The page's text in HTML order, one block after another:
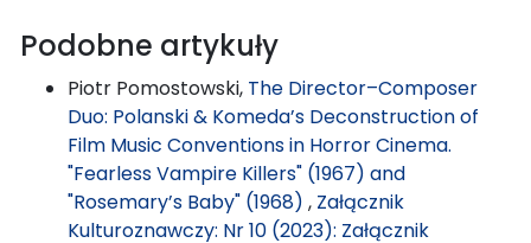
Podobne artykuły
Piotr Pomostowski, The Director–Composer
Duo: Polanski & Komeda’s Deconstruction of
Film Music Conventions in Horror Cinema.
"Fearless Vampire Killers" (1967) and
"Rosemary’s Baby" (1968) , Załącznik
Kulturoznawczy: Nr 10 (2023): Załącznik